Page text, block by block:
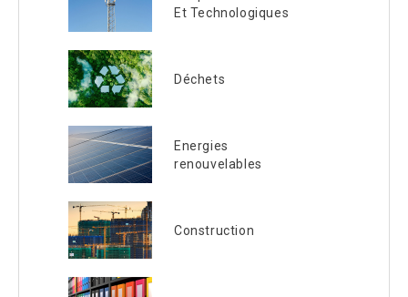
Et Technologiques
Déchets
Energies
renouvelables
Construction